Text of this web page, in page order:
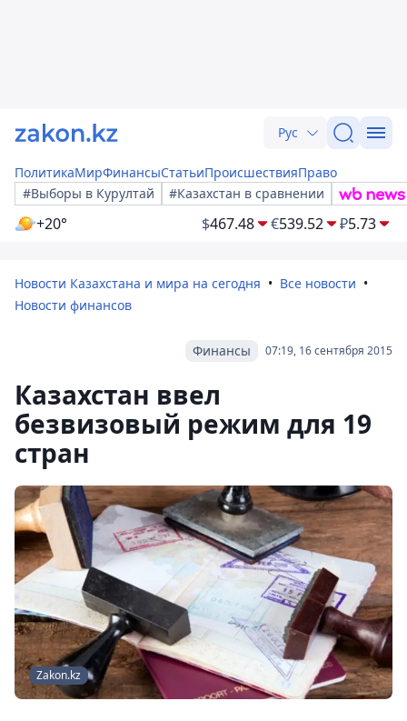
Рус
ПолитикаМирФинансыСтатьиПроисшествияПраво
#Выборы в Курултай
#Казахстан в сравнении
+20° $467.48 €539.52 ₽5.73
Новости Казахстана и мира на сегодня
Все новости
Новости финансов
07:19, 16 сентября 2015
Финансы
Казахстан ввел
безвизовый режим для 19
стран
Zakon.kz